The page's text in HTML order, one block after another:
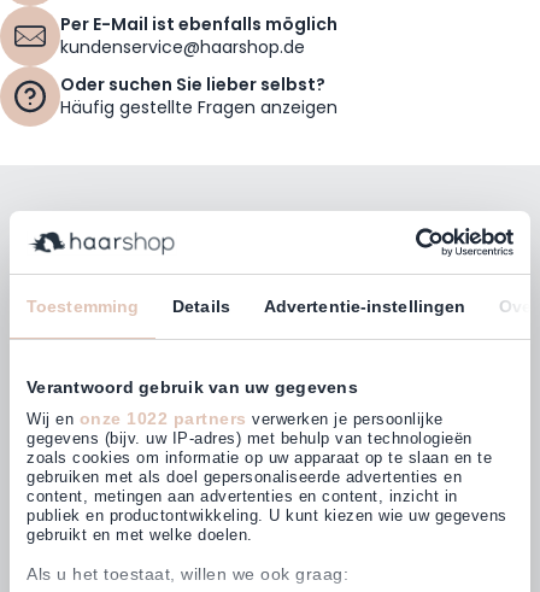
Toestemming Details Advertentie-instellingen Over
Verantwoord gebruik van uw gegevens
Wij en onze 1022 partners verwerken je persoonlijke
gegevens (bijv. uw IP-adres) met behulp van technologieën
zoals cookies om informatie op uw apparaat op te slaan en te
gebruiken met als doel gepersonaliseerde advertenties en
content, metingen aan advertenties en content, inzicht in
publiek en productontwikkeling. U kunt kiezen wie uw gegevens
gebruikt en met welke doelen.
Als u het toestaat, willen we ook graag:
Per E-Mail ist ebenfalls möglich
kundenservice@haarshop.de
Oder suchen Sie lieber selbst?
Häufig gestellte Fragen anzeigen
Bleiben Sie mit unserem Newsletter auf dem
Laufenden!
E-Mailadresse
Abonnieren
Kunden bewerten uns mit
4,63 (874)